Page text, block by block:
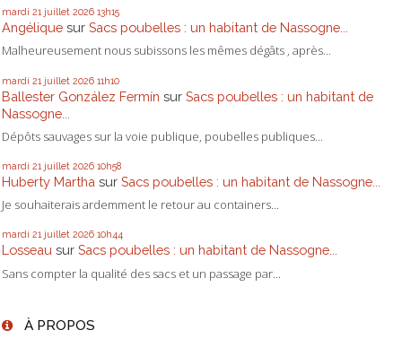
mardi 21 juillet 2026 13h15
Angélique sur Sacs poubelles : un habitant de Nassogne...
Malheureusement nous subissons les mêmes dégâts , après...
mardi 21 juillet 2026 11h10
Ballester González Fermín sur Sacs poubelles : un habitant de
Nassogne...
Dépôts sauvages sur la voie publique, poubelles publiques...
mardi 21 juillet 2026 10h58
Huberty Martha sur Sacs poubelles : un habitant de Nassogne...
Je souhaiterais ardemment le retour au containers...
mardi 21 juillet 2026 10h44
Losseau sur Sacs poubelles : un habitant de Nassogne...
Sans compter la qualité des sacs et un passage par...
À PROPOS